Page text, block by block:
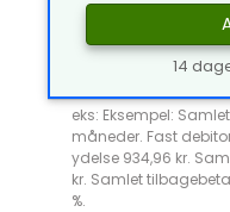
14
eks: Eksempel:
måneder. Fast
ydelse 934,96 kr.
kr. Samlet
%.